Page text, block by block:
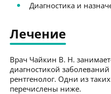
Диагностика и
Лечение
Врач Чайкин В. Н.
диагностикой
рентгенолог. Одни из
перечислены ниже.